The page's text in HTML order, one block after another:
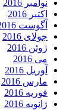
نوامبر 2016
اکتبر 2016
آگوست 2016
جولای 2016
ژوئن 2016
می 2016
آوریل 2016
مارس 2016
فوریه 2016
ژانویه 2016